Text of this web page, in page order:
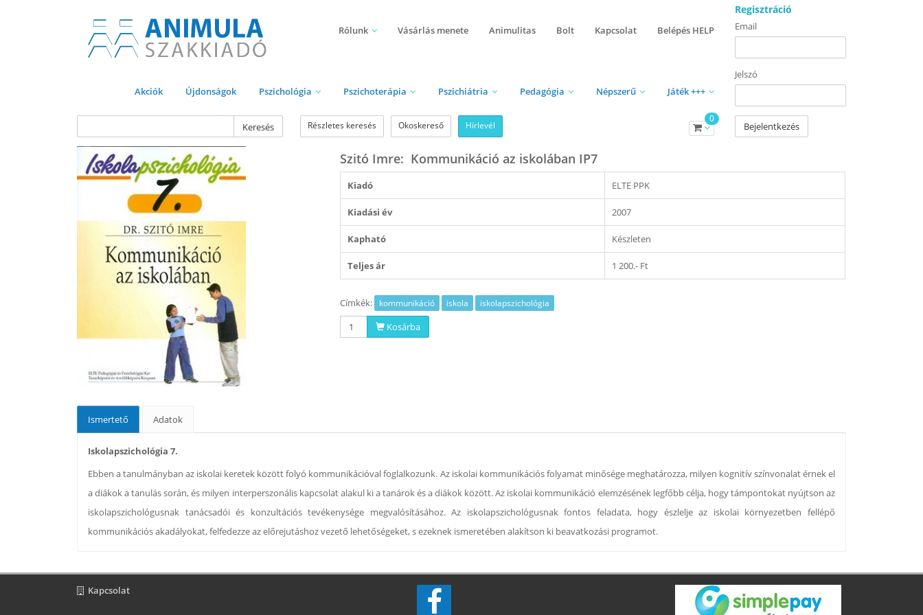
Rólunk Vásárlás menete Animulitas Bolt Kapcsolat Belépés HELP
Akciók Újdonságok Pszichológia Pszichoterápia Pszichiátria Pedagógia Népszerű Játék +++
Keresés Részletes keresés Okoskereső Hírlevél
0
Regisztráció
Email
Jelszó
Bejelentkezés
Szitó Imre: Kommunikáció az iskolában IP7
Kiadó ELTE PPK
Kiadási év 2007
Kapható Készleten
Teljes ár 1 200.- Ft
Címkék: kommunikáció iskola iskolapszichológia
Kosárba
Ismertető Adatok
Iskolapszichológia 7.
Ebben a tanulmányban az iskolai keretek között folyó kommunikációval foglalkozunk. Az iskolai kommunikációs folyamat minősége meghatározza, milyen kognitív színvonalat érnek el
a diákok a tanulás során, és milyen interperszonális kapcsolat alakul ki a tanárok és a diákok között. Az iskolai kommunikáció elemzésének legfőbb célja, hogy támpontokat nyújtson az
iskolapszichológusnak tanácsadói és konzultációs tevékenysége megvalósításához. Az iskolapszichológusnak fontos feladata, hogy észlelje az iskolai környezetben fellépő
kommunikációs akadályokat, felfedezze az előrejutáshoz vezető lehetőségeket, s ezeknek ismeretében alakítson ki beavatkozási programot.
Kapcsolat